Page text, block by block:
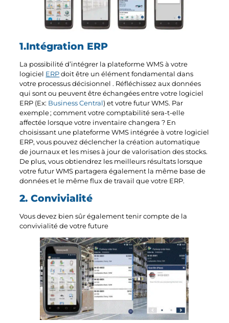
1.Intégration ERP
La possibilité d’intégrer la plateforme WMS à votre
logiciel ERP doit être un élément fondamental dans
votre processus décisionnel . Réfléchissez aux données
qui sont ou peuvent être échangées entre votre logiciel
ERP (Ex: Business Central) et votre futur WMS. Par
exemple ; comment votre comptabilité sera-t-elle
affectée lorsque votre inventaire changera ? En
choisissant une plateforme WMS intégrée à votre logiciel
ERP, vous pouvez déclencher la création automatique
de journaux et les mises à jour de valorisation des stocks.
De plus, vous obtiendrez les meilleurs résultats lorsque
votre futur WMS partagera également la même base de
données et le même flux de travail que votre ERP.
2. Convivialité
Vous devez bien sûr également tenir compte de la
convivialité de votre future